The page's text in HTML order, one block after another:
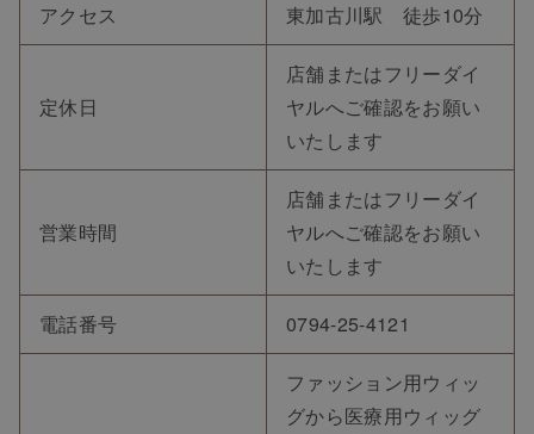
アクセス 東加古川駅 徒歩10分
定休日
店舗またはフリーダイ
ヤルへご確認をお願い
いたします
営業時間
店舗またはフリーダイ
ヤルへご確認をお願い
いたします
電話番号 0794-25-4121
ファッション用ウィッ
グから医療用ウィッグ